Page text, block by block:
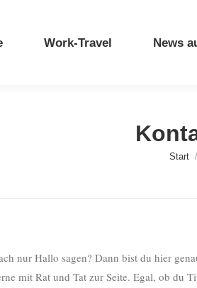
Work-Travel News
Sie
Start
nur Hallo sagen? Dann bist du hier
mit Rat und Tat zur Seite. Egal, ob du